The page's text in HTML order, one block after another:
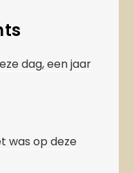
dag, een jaar
was op deze